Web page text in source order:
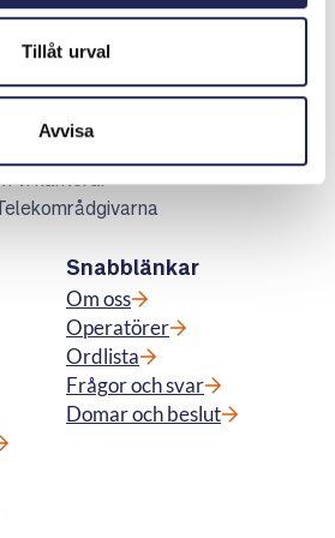
Tillåt urval
Avvisa
opartisk och
till konsumenter om
vi hanterar
Snabblänkar
Om oss
Operatörer
Ordlista
Frågor och svar
Domar och beslut